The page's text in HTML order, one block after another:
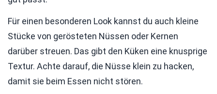
Für einen besonderen Look kannst du auch kleine
Stücke von gerösteten Nüssen oder Kernen
darüber streuen. Das gibt den Küken eine knusprige
Textur. Achte darauf, die Nüsse klein zu hacken,
damit sie beim Essen nicht stören.